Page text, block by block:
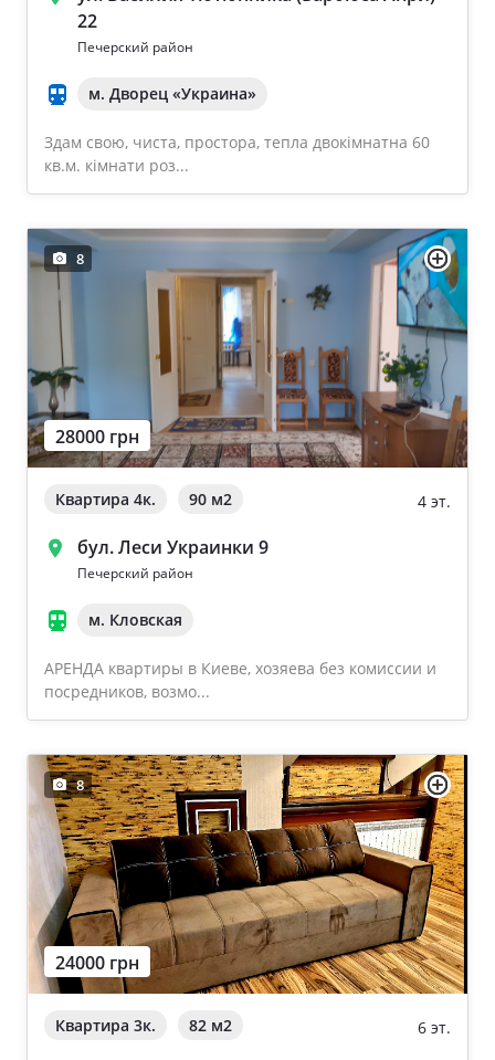
22
Печерский район
м. Дворец «Украина»
Здам свою, чиста, простора, тепла двокімнатна 60
кв.м. кімнати роз...
8
28000 грн
Квартира 4к. 90 м2 4 эт.
бул. Леси Украинки 9
Печерский район
м. Кловская
АРЕНДА квартиры в Киеве, хозяева без комиссии и
посредников, возмо...
8
24000 грн
Квартира 3к. 82 м2 6 эт.